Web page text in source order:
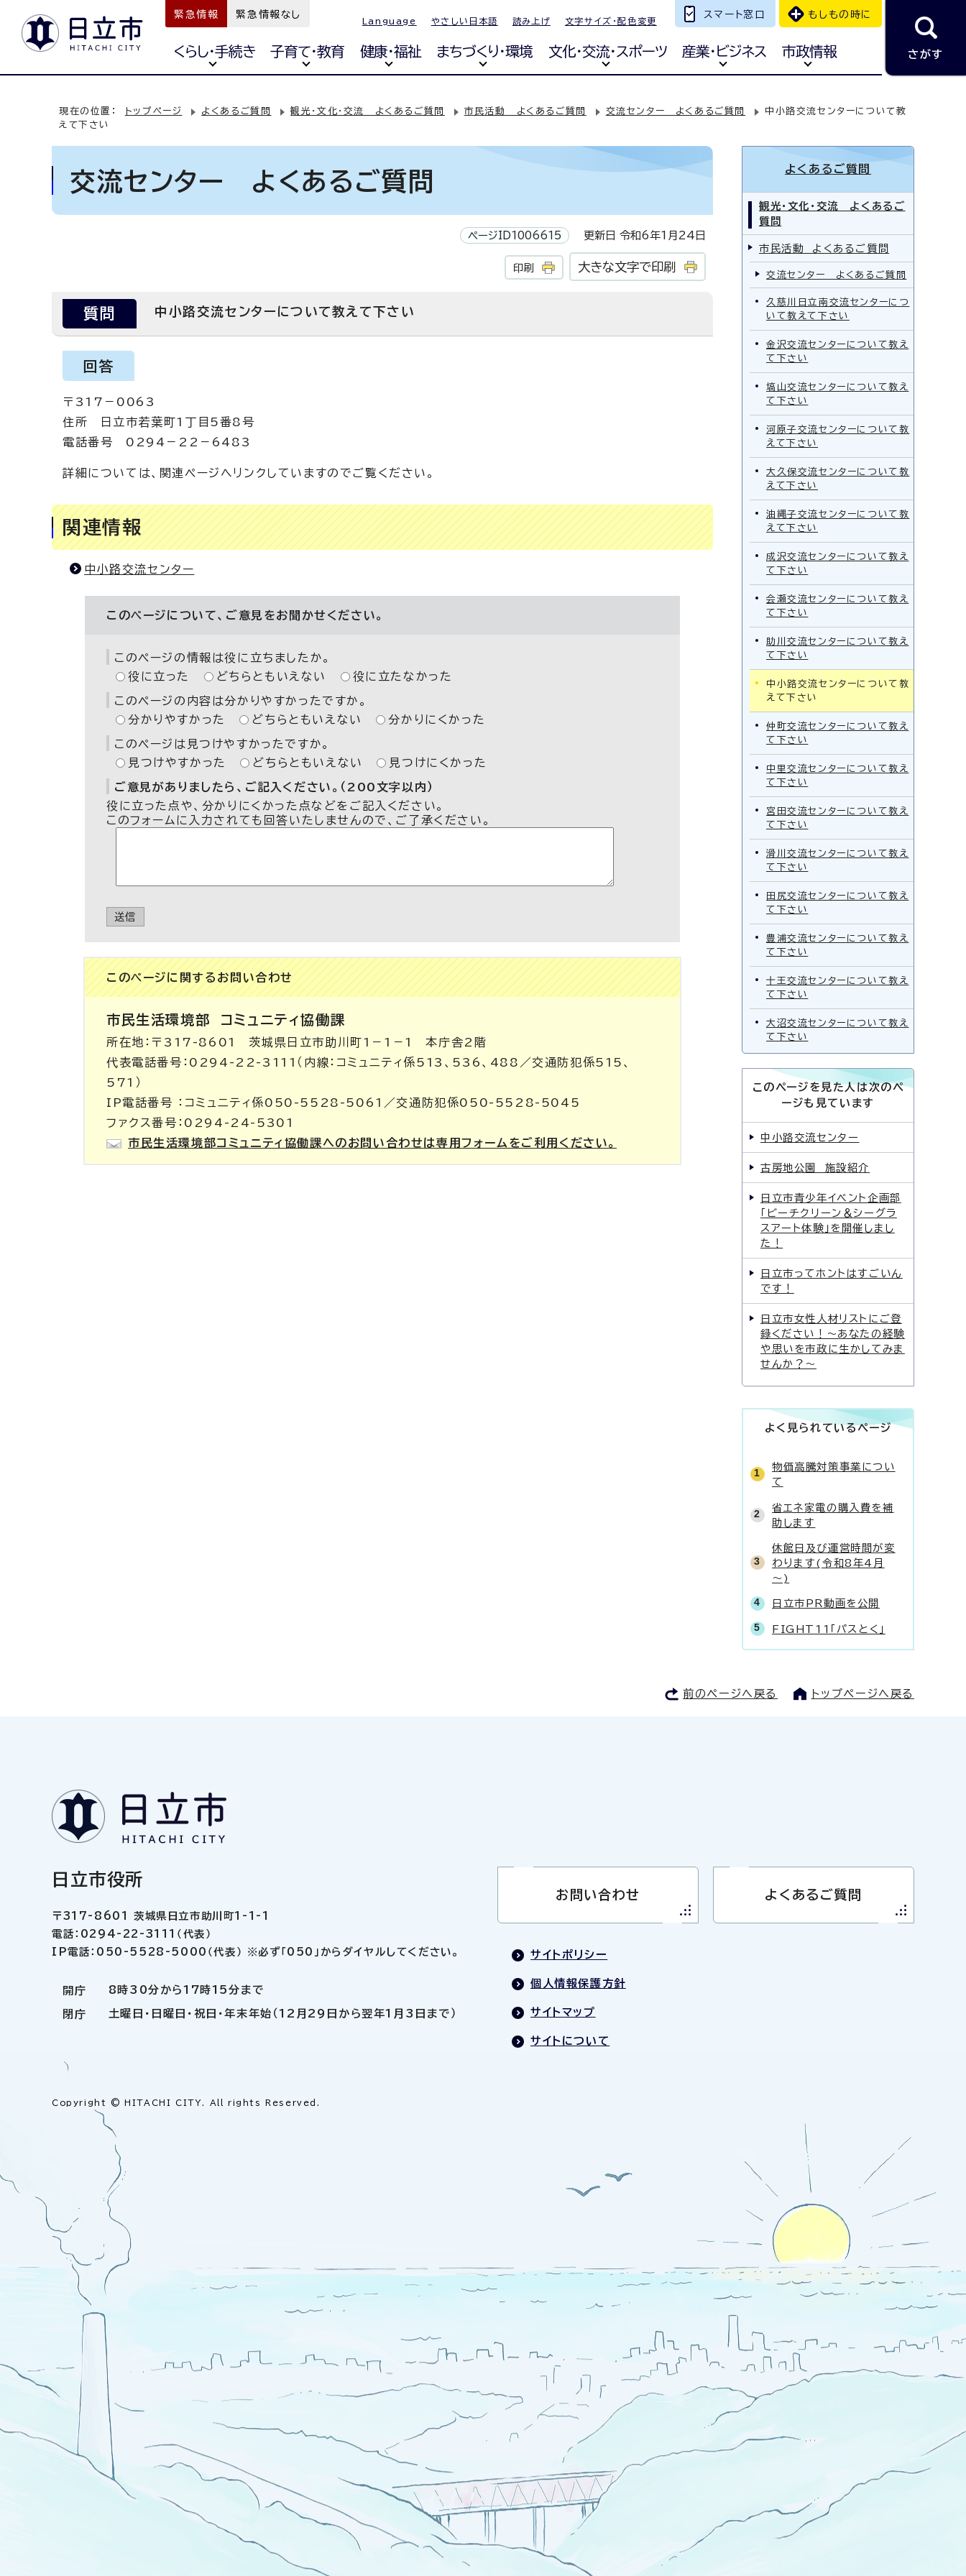
緊急情報 緊急情報なし
Language やさしい日本語 読み上げ 文字サイズ・配色変更
スマート窓口 もしもの時に
くらし・手続き 子育て・教育 健康・福祉 まちづくり・環境 文化・交流・スポーツ 産業・ビジネス 市政情報 さがす
現在の位置： トップページ よくあるご質問 観光・文化・交流 よくあるご質問 市民活動 よくあるご質問 交流センター よくあるご質問
中小路交流センターについて教
えて下さい
交流センター よくあるご質問
ページID1006615 更新日 令和6年1月24日
印刷 大きな文字で印刷
質問 中小路交流センターについて教えて下さい
回答
〒317－0063
住所 日立市若葉町1丁目5番8号
電話番号 0294－22－6483
詳細については、関連ページへリンクしていますのでご覧ください。
関連情報
中小路交流センター
このページについて、ご意見をお聞かせください。
このページの情報は役に立ちましたか。
役に立った
どちらともいえない 役に立たなかった
このページの内容は分かりやすかったですか。
分かりやすかった
どちらともいえない 分かりにくかった
このページは見つけやすかったですか。
見つけやすかった
どちらともいえない 見つけにくかった
ご意見がありましたら、ご記入ください。（200文字以内）
役に立った点や、分かりにくかった点などをご記入ください。
このフォームに入力されても回答いたしませんので、ご了承ください。
送信
このページに関する お問い合わせ
市民生活環境部 コミュニティ協働課
所在地：〒317-8601 茨城県日立市助川町1－1－1 本庁舎2階
代表電話番号：0294-22-3111（内線：コミュニティ係513、536、488／交通防犯係515、
571）
IP電話番号 ：コミュニティ係050-5528-5061／交通防犯係050-5528-5045
ファクス番号：0294-24-5301
市民生活環境部コミュニティ協働課へのお問い合わせは専用フォームをご利用ください。
よくあるご質問
観光・文化・交流 よくあるご
質問
市民活動 よくあるご質問
交流センター よくあるご質問
久慈川日立南交流センターにつ
いて教えて下さい
金沢交流センターについて教え
て下さい
塙山交流センターについて教え
て下さい
河原子交流センターについて教
えて下さい
大久保交流センターについて教
えて下さい
油縄子交流センターについて教
えて下さい
成沢交流センターについて教え
て下さい
会瀬交流センターについて教え
て下さい
助川交流センターについて教え
て下さい
中小路交流センターについて教
えて下さい
仲町交流センターについて教え
て下さい
中里交流センターについて教え
て下さい
宮田交流センターについて教え
て下さい
滑川交流センターについて教え
て下さい
田尻交流センターについて教え
て下さい
豊浦交流センターについて教え
て下さい
十王交流センターについて教え
て下さい
大沼交流センターについて教え
て下さい
このページを見た人は次のペ
ージも見ています
中小路交流センター
古房地公園 施設紹介
日立市青少年イベント企画部
「ビーチクリーン＆シーグラ
スアート体験」を開催しまし
た！
日立市ってホントはすごいん
です！
日立市女性人材リストにご登
録ください！〜あなたの経験
や思いを市政に生かしてみま
せんか？〜
よく見られているページ
物価高騰対策事業につい
て
省エネ家電の購入費を補
助します
休館日及び運営時間が変
わります(令和8年4月
～)
日立市PR動画を公開
FIGHT11「パスとく」
前のページへ戻る トップページへ戻る
日立市役所
〒317-8601 茨城県日立市助川町1-1-1
電話：0294-22-3111（代表）
IP電話：050-5528-5000（代表） ※必ず「050」からダイヤルしてください。
開庁 8時30分から17時15分まで
閉庁 土曜日・日曜日・祝日・年末年始（12月29日から翌年1月3日まで）
お問い合わせ よくあるご質問
サイトポリシー
個人情報保護方針
サイトマップ
サイトについて
Copyright © HITACHI CITY. All rights Reserved.